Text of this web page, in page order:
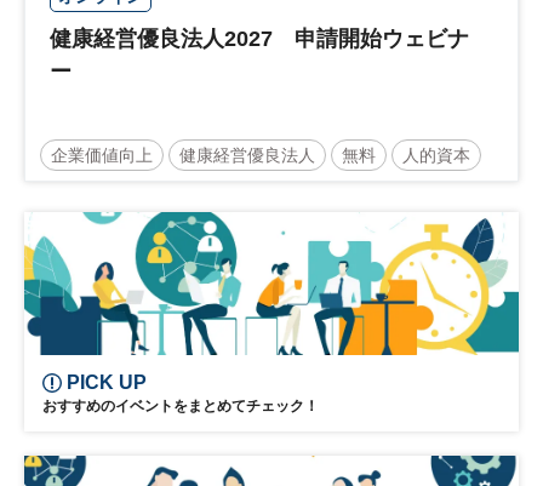
健康経営優良法人2027 申請開始ウェビナ
ー
企業価値向上 健康経営優良法人 無料 人的資本
PICK UP
おすすめのイベントをまとめてチェック！